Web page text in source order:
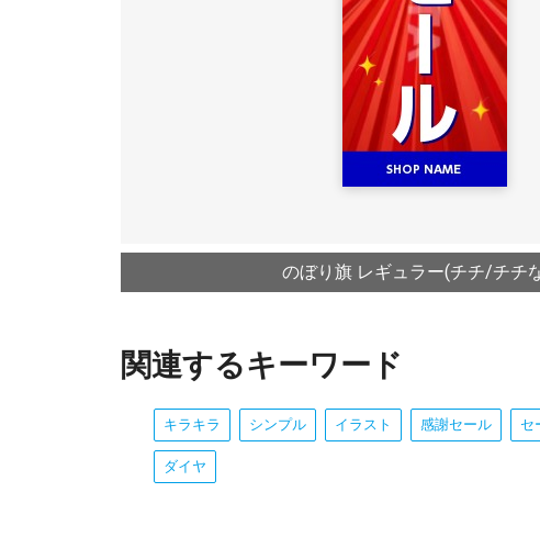
のぼり旗 レギュラー(チチ/チチ
関連するキーワード
キラキラ シンプル イラスト 感謝セール セ
ダイヤ